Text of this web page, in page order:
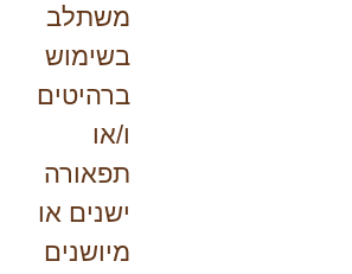
משתלב
בשימוש
ברהיטים
ו/או
תפאורה
ישנים או
מיושנים